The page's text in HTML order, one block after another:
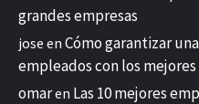
grandes empresas
jose en Cómo garantizar
empleados con los
omaren Las 10 mejores